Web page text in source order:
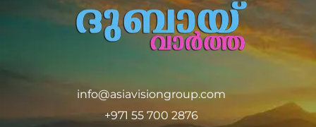
info@asiavisiongroup.com
+971 55 700 2876